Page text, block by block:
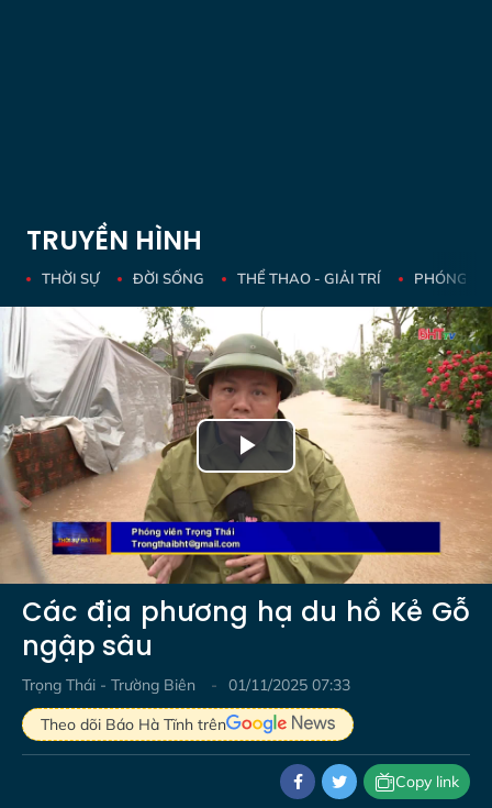
TRUYỀN HÌNH
THỜI SỰ ĐỜI SỐNG THỂ THAO - GIẢI TRÍ PHÓNG
Play
Video
Các địa phương hạ du hồ Kẻ Gỗ
ngập sâu
Trọng Thái - Trường Biên
01/11/2025 07:33
Theo dõi Báo Hà Tĩnh trên
Copy link